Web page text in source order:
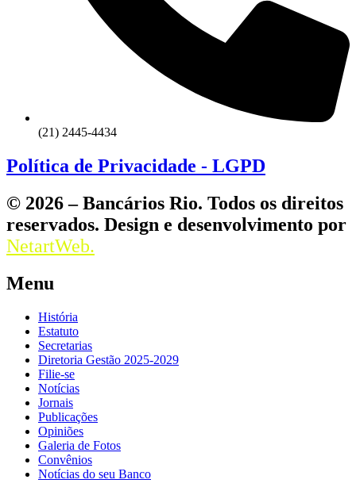
(21) 2445-4434
Política de Privacidade - LGPD
© 2026 – Bancários Rio. Todos os direitos
reservados. Design e desenvolvimento por
NetartWeb.
Menu
História
Estatuto
Secretarias
Diretoria Gestão 2025-2029
Filie-se
Notícias
Jornais
Publicações
Opiniões
Galeria de Fotos
Convênios
Notícias do seu Banco